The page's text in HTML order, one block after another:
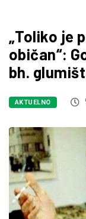
„Toliko je
običan“:
bh.
AKTUELNO